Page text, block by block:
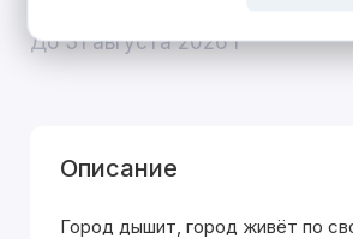
До 31 августа 2026 г
Описание
Город дышит, город живёт по